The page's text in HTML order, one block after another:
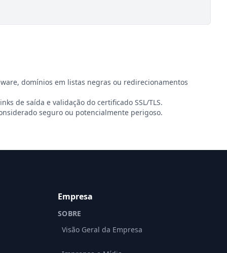
domínios em listas negras ou redirecionamentos
de saída e validação do certificado SSL/TLS.
seguro ou potencialmente perigoso.
Empresa
SOBRE
Visão Geral da Empresa